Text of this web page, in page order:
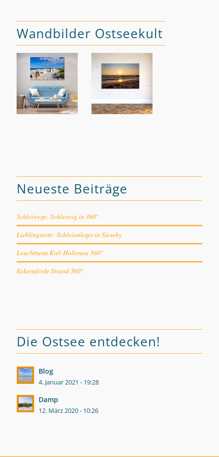
Wandbilder Ostseekult
Neueste Beiträge
Schleiwege: Schleswig in 360°
Lieblingsorte: Schleianleger in Sieseby
Leuchtturm Kiel-Holtenau 360°
Eckernförde Strand 360°
Die Ostsee entdecken!
Blog
4. Januar 2021 - 19:28
Damp
12. März 2020 - 10:26